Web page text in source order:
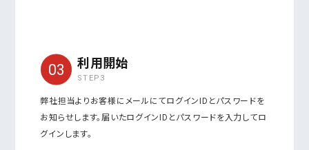
利用開始
STEP3
弊社担当よりお客様にメールにてログインIDとパスワードを
お知らせします。届いたログインIDとパスワードを入力してロ
グインします。